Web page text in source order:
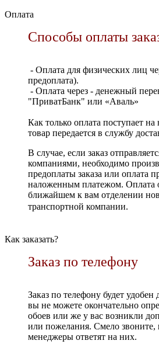
Оплата
Способы оплаты
- Оплата для физических лиц
предоплата).
- Оплата через - денежный
"ПриватБанк" или «Аваль»
Как только оплата поступает
товар передается в службу
В случае, если заказ
компаниями, необходимо
предоплаты заказа или оплата
наложенным платежом. Оплата
ближайшем к вам отделении
транспортной компании.
Как заказать?
Заказ по телефону
Заказ по телефону будет удобен
вы не можете окончательно
обоев или же у вас возникли
или пожелания. Смело
менеджеры ответят на них.